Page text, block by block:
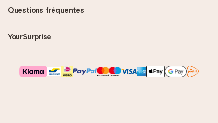
Questions fréquentes
YourSurprise